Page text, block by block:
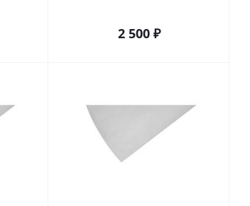
2 500₽